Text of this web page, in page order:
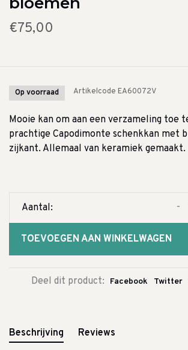
€75,00
Op voorraad Artikelcode EA60072V
Mooie kan om aan een verzameling toe
prachtige Capodimonte schenkkan met
zijkant. Allemaal van keramiek gemaakt.
Aantal: -
TOEVOEGEN AAN WINKELWAGEN
Deel dit product: Facebook Twitter
Beschrijving Reviews